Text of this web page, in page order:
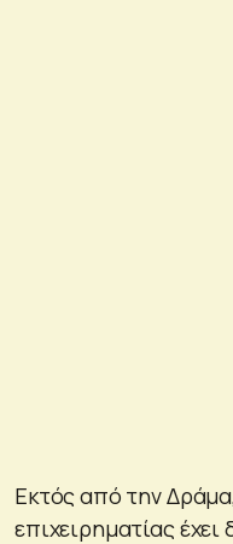
Εκτός από την
επιχειρηματίας